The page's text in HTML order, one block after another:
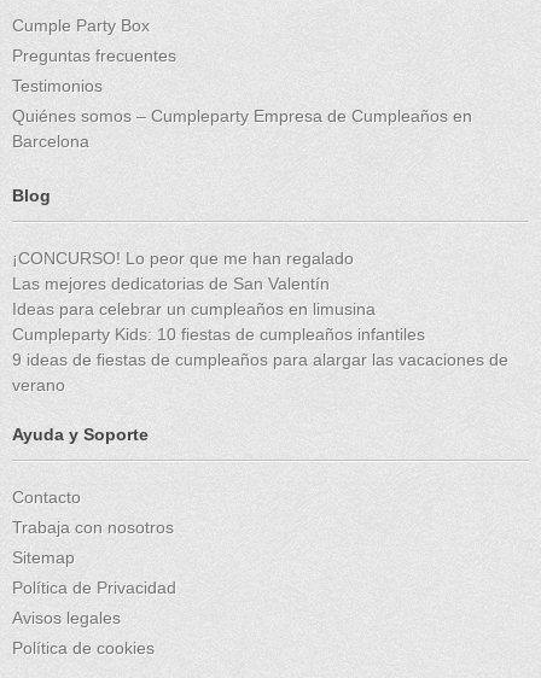
Cumple Party Box
Preguntas frecuentes
Testimonios
Quiénes somos – Cumpleparty Empresa de Cumpleaños en
Barcelona
Blog
¡CONCURSO! Lo peor que me han regalado
Las mejores dedicatorias de San Valentín
Ideas para celebrar un cumpleaños en limusina
Cumpleparty Kids: 10 fiestas de cumpleaños infantiles
9 ideas de fiestas de cumpleaños para alargar las vacaciones de
verano
Ayuda y Soporte
Contacto
Trabaja con nosotros
Sitemap
Política de Privacidad
Avisos legales
Política de cookies